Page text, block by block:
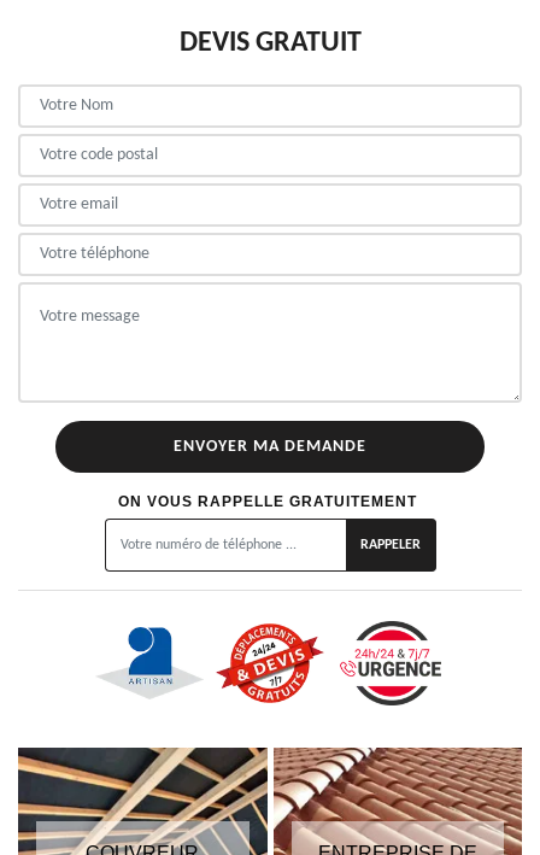
DEVIS GRATUIT
ON VOUS RAPPELLE GRATUITEMENT